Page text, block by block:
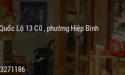
Lộ 13 Cũ , phường Hiệp Bình